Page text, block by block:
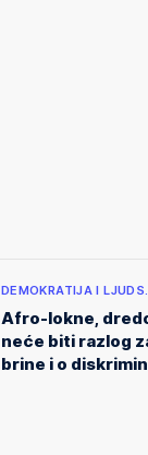
DEMOKRATIJA I
Afro-lokne,
neće biti razlog
brine i o